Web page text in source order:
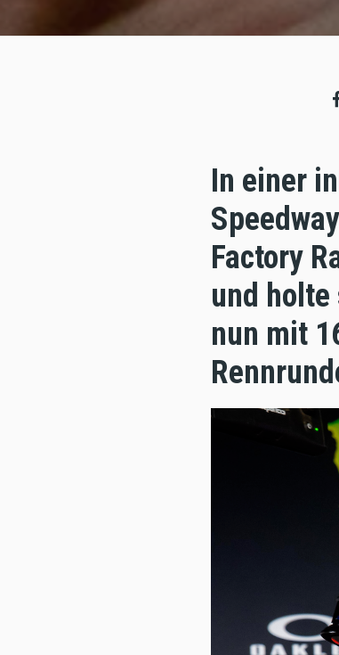
In einer
Factory
und
nun mit